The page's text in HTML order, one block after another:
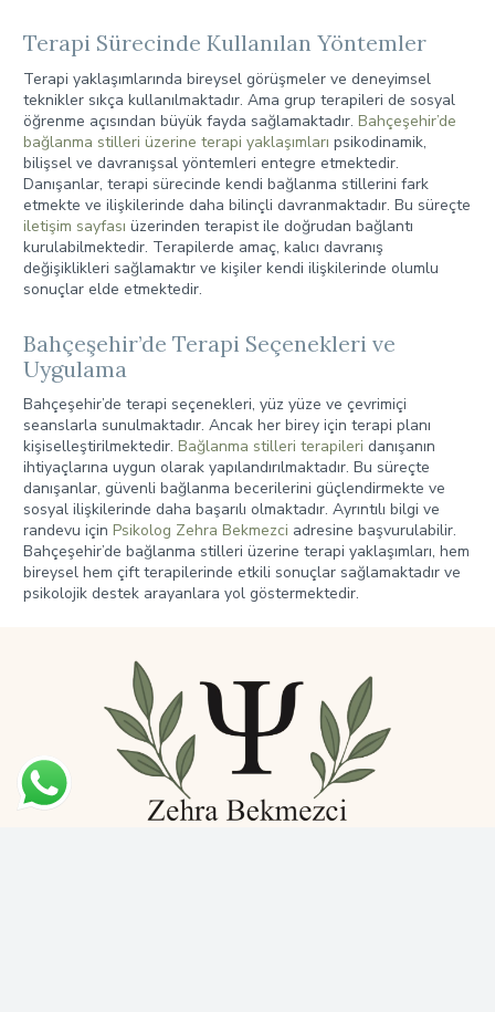
Terapi Sürecinde Kullanılan Yöntemler
Terapi yaklaşımlarında bireysel görüşmeler ve deneyimsel
teknikler sıkça kullanılmaktadır. Ama grup terapileri de sosyal
öğrenme açısından büyük fayda sağlamaktadır. Bahçeşehir’de
bağlanma stilleri üzerine terapi yaklaşımları psikodinamik,
bilişsel ve davranışsal yöntemleri entegre etmektedir.
Danışanlar, terapi sürecinde kendi bağlanma stillerini fark
etmekte ve ilişkilerinde daha bilinçli davranmaktadır. Bu süreçte
iletişim sayfası üzerinden terapist ile doğrudan bağlantı
kurulabilmektedir. Terapilerde amaç, kalıcı davranış
değişiklikleri sağlamaktır ve kişiler kendi ilişkilerinde olumlu
sonuçlar elde etmektedir.
Bahçeşehir’de Terapi Seçenekleri ve
Uygulama
Bahçeşehir’de terapi seçenekleri, yüz yüze ve çevrimiçi
seanslarla sunulmaktadır. Ancak her birey için terapi planı
kişiselleştirilmektedir. Bağlanma stilleri terapileri danışanın
ihtiyaçlarına uygun olarak yapılandırılmaktadır. Bu süreçte
danışanlar, güvenli bağlanma becerilerini güçlendirmekte ve
sosyal ilişkilerinde daha başarılı olmaktadır. Ayrıntılı bilgi ve
randevu için Psikolog Zehra Bekmezci adresine başvurulabilir.
Bahçeşehir’de bağlanma stilleri üzerine terapi yaklaşımları, hem
bireysel hem çift terapilerinde etkili sonuçlar sağlamaktadır ve
psikolojik destek arayanlara yol göstermektedir.